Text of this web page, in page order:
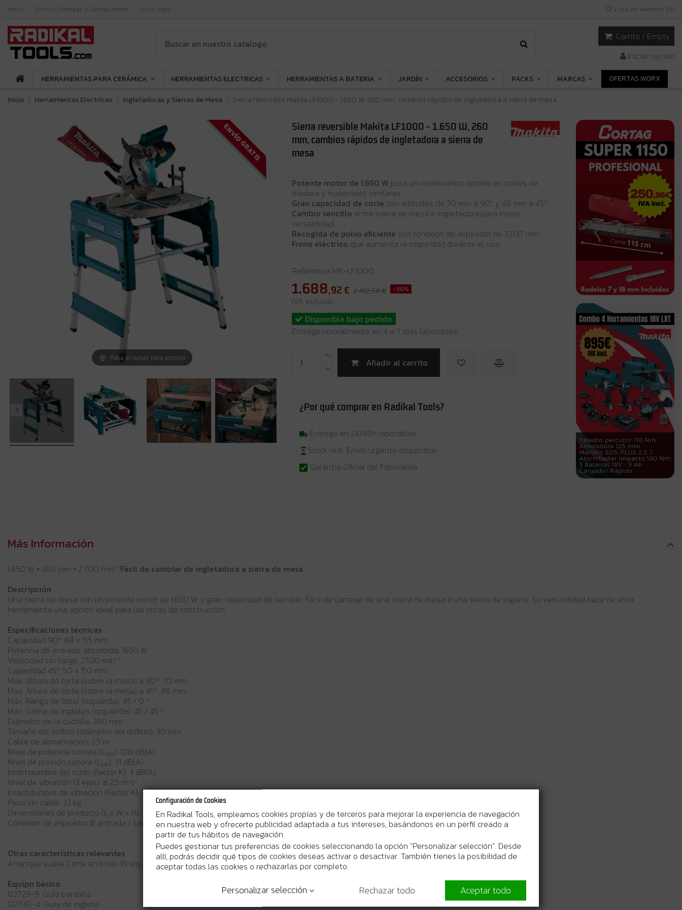
Inicio Envíos, Entregas y Devoluciones Aviso legal Lista de favoritos (0)
Carrito / Empty
Iniciar sesión
HERRAMIENTAS PARA CERÁMICA HERRAMIENTAS ELECTRICAS HERRAMIENTAS A BATERIA JARDÍN ACCESORIOS PACKS MARCAS
OFERTAS WORX
Inicio
Herramientas Electricas Ingletadoras y Sierras de Mesa Sierra reversible Makita LF1000 - 1.650 W, 260 mm, cambios rápidos de ingletadora a sierra de mesa
ENVÍO GRATIS
Pasa el cursor para ampliar
Sierra reversible Makita LF1000 - 1.650 W, 260
mm, cambios rápidos de ingletadora a sierra de
mesa
Potente motor de 1.650 W para un rendimiento óptimo en cortes de
madera y materiales similares.
Gran capacidad de corte con altitudes de 70 mm a 90º y 48 mm a 45º.
Cambio sencillo entre sierra de mesa e ingletadora para mayor
versatilidad.
Recogida de polvo eficiente con conexión de aspirador de 32/37 mm.
Freno eléctrico que aumenta la seguridad durante el uso.
Referencia MK-LF1000
1.688,92 € 2.412,74 € -30%
IVA incluido
Disponible bajo pedido
Entrega normalmente en 4 a 7 días laborables.
Añadir al carrito
¿Por qué comprar en Radikal Tools?
Entrega en 24/48h laborables
Stock real. Envío urgente disponible
Garantia Oficial del Fabricante
Más Información
1.650 W • 260 mm • 2.700 min⁻¹ Fácil de cambiar de ingletadora a sierra de mesa
Descripción
Una sierra de mesa con un potente motor de 1.650 W y gran capacidad de serrado. Fácil de cambiar de una sierra de mesa a una sierra de inglete. Su versatilidad hace de esta
herramienta una opción ideal para las obras de construcción.
Especificaciones técnicas
Capacidad 90º: 68 x 155 mm
Potencia de entrada absorbida: 1650 W
Velocidad sin carga: 2700 min⁻¹
Capacidad 45º: 50 x 150 mm
Max. Altura de corte (sobre la mesa) a 90º: 70 mm
Max. Altura de corte (sobre la mesa) a 45º: 48 mm
Máx. Rango de bisel (Izquierda): 45 / 0 º
Máx. Gama de ingletes (izquierda): 45 / 45 º
Diámetro de la cuchilla: 260 mm
Tamaño del orificio (diámetro del orificio): 30 mm
Cable de alimentación: 2,5 m
Nivel de potencia sonora (LWA): 108 dB(A)
Nivel de presión sonora (LpA): 91 dB(A)
Incertidumbre del ruido (Factor K): 3 dB(A)
Nivel de vibración (3 ejes): ≤ 2,5 m/s²
Incertidumbre de vibración (Factor K): 1,5 m/s²
Peso sin cable: 32 kg
Dimensiones de producto (L x W x H): 660 x 650 x 1220 mm
Conexión de aspirador Ø entrada / salida: 32 / 37 mm
Otras características relevantes
Arranque suave Corte en bisel 45 izquierda Doble aislamiento Freno eléctrico Recogida de polvo Sistema antirestart Velocidad constante
Equipo básico
122729-9: Guía paralela
122730-4: Guía de inglete
Configuración de Cookies
En Radikal Tools, empleamos cookies propias y de terceros para mejorar la experiencia de navegación
en nuestra web y ofrecerte publicidad adaptada a tus intereses, basándonos en un perfil creado a
partir de tus hábitos de navegación.
Puedes gestionar tus preferencias de cookies seleccionando la opción "Personalizar selección". Desde
allí, podrás decidir qué tipos de cookies deseas activar o desactivar. También tienes la posibilidad de
aceptar todas las cookies o rechazarlas por completo.
Personalizar selección Rechazar todo Aceptar todo